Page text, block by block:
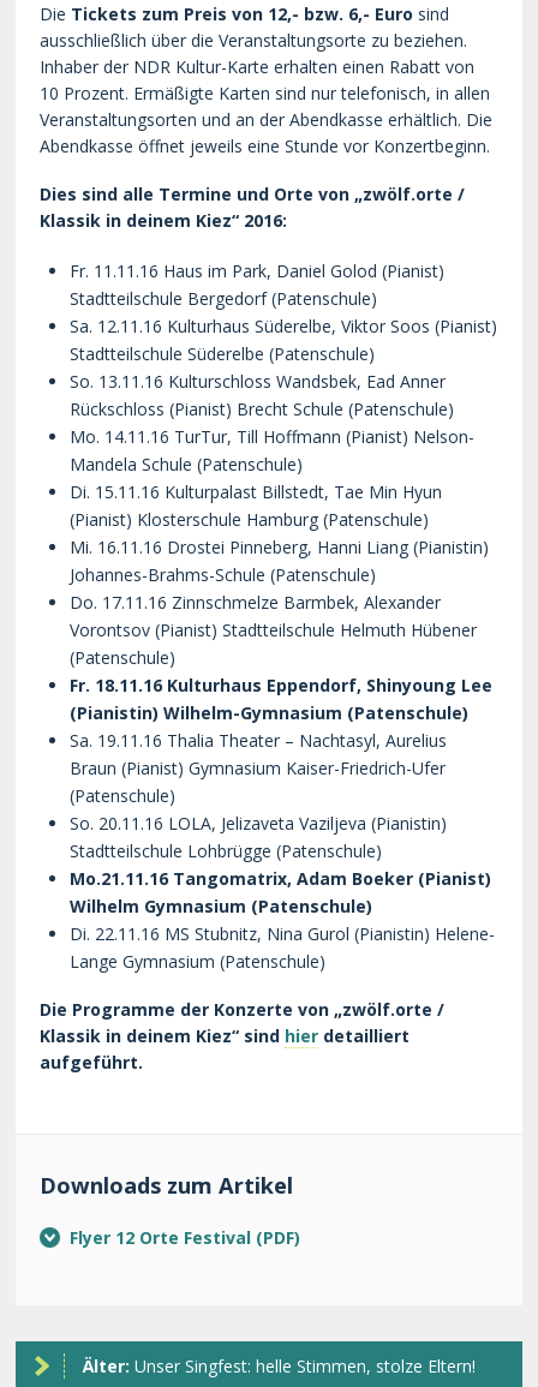
Die Tickets zum Preis von 12,- bzw. 6,- Euro sind
ausschließlich über die Veranstaltungsorte zu beziehen.
Inhaber der NDR Kultur-Karte erhalten einen Rabatt von
10 Prozent. Ermäßigte Karten sind nur telefonisch, in allen
Veranstaltungsorten und an der Abendkasse erhältlich. Die
Abendkasse öffnet jeweils eine Stunde vor Konzertbeginn.
Dies sind alle Termine und Orte von „zwölf.orte /
Klassik in deinem Kiez“ 2016:
Fr. 11.11.16 Haus im Park, Daniel Golod (Pianist)
Stadtteilschule Bergedorf (Patenschule)
Sa. 12.11.16 Kulturhaus Süderelbe, Viktor Soos (Pianist)
Stadtteilschule Süderelbe (Patenschule)
So. 13.11.16 Kulturschloss Wandsbek, Ead Anner
Rückschloss (Pianist) Brecht Schule (Patenschule)
Mo. 14.11.16 TurTur, Till Hoffmann (Pianist) Nelson-
Mandela Schule (Patenschule)
Di. 15.11.16 Kulturpalast Billstedt, Tae Min Hyun
(Pianist) Klosterschule Hamburg (Patenschule)
Mi. 16.11.16 Drostei Pinneberg, Hanni Liang (Pianistin)
Johannes-Brahms-Schule (Patenschule)
Do. 17.11.16 Zinnschmelze Barmbek, Alexander
Vorontsov (Pianist) Stadtteilschule Helmuth Hübener
(Patenschule)
Fr. 18.11.16 Kulturhaus Eppendorf, Shinyoung Lee
(Pianistin) Wilhelm-Gymnasium (Patenschule)
Sa. 19.11.16 Thalia Theater – Nachtasyl, Aurelius
Braun (Pianist) Gymnasium Kaiser-Friedrich-Ufer
(Patenschule)
So. 20.11.16 LOLA, Jelizaveta Vaziljeva (Pianistin)
Stadtteilschule Lohbrügge (Patenschule)
Mo.21.11.16 Tangomatrix, Adam Boeker (Pianist)
Wilhelm Gymnasium (Patenschule)
Di. 22.11.16 MS Stubnitz, Nina Gurol (Pianistin) Helene-
Lange Gymnasium (Patenschule)
Die Programme der Konzerte von „zwölf.orte /
Klassik in deinem Kiez“ sind hier detailliert
aufgeführt.
Downloads zum Artikel
Flyer 12 Orte Festival
Älter:Unser Singfest: helle Stimmen, stolze Eltern!